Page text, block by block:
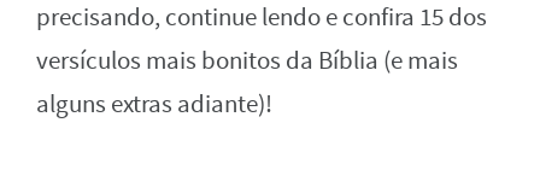
precisando, continue lendo e confira 15 dos
versículos mais bonitos da Bíblia (e mais
alguns extras adiante)!